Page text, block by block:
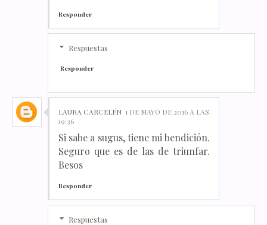
Responder
Respuestas
Responder
LAURA CARCELÉN 1 DE MAYO DE 2016 A LAS
19:36
Si sabe a sugus, tiene mi bendición.
Seguro que es de las de triunfar.
Besos
Responder
Respuestas